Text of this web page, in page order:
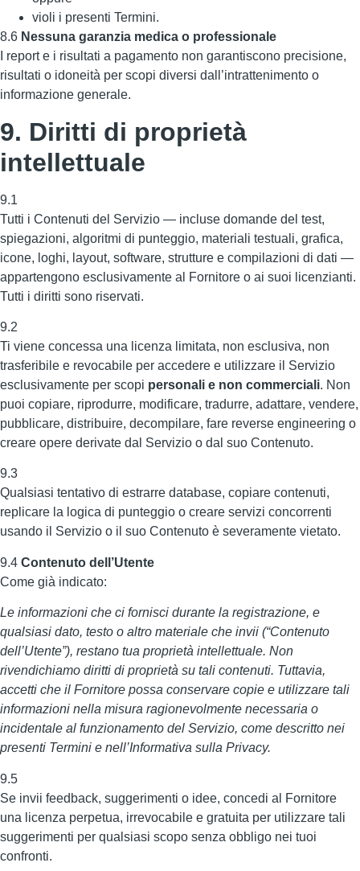
violi i presenti Termini.
8.6 Nessuna garanzia medica o professionale
I report e i risultati a pagamento non garantiscono precisione,
risultati o idoneità per scopi diversi dall’intrattenimento o
informazione generale.
9. Diritti di proprietà
intellettuale
9.1
Tutti i Contenuti del Servizio — incluse domande del test,
spiegazioni, algoritmi di punteggio, materiali testuali, grafica,
icone, loghi, layout, software, strutture e compilazioni di dati —
appartengono esclusivamente al Fornitore o ai suoi licenzianti.
Tutti i diritti sono riservati.
9.2
Ti viene concessa una licenza limitata, non esclusiva, non
trasferibile e revocabile per accedere e utilizzare il Servizio
esclusivamente per scopi personali e non commerciali. Non
puoi copiare, riprodurre, modificare, tradurre, adattare, vendere,
pubblicare, distribuire, decompilare, fare reverse engineering o
creare opere derivate dal Servizio o dal suo Contenuto.
9.3
Qualsiasi tentativo di estrarre database, copiare contenuti,
replicare la logica di punteggio o creare servizi concorrenti
usando il Servizio o il suo Contenuto è severamente vietato.
9.4 Contenuto dell’Utente
Come già indicato:
Le informazioni che ci fornisci durante la registrazione, e
qualsiasi dato, testo o altro materiale che invii (“Contenuto
dell’Utente”), restano tua proprietà intellettuale. Non
rivendichiamo diritti di proprietà su tali contenuti. Tuttavia,
accetti che il Fornitore possa conservare copie e utilizzare tali
informazioni nella misura ragionevolmente necessaria o
incidentale al funzionamento del Servizio, come descritto nei
presenti Termini e nell’Informativa sulla Privacy.
9.5
Se invii feedback, suggerimenti o idee, concedi al Fornitore
una licenza perpetua, irrevocabile e gratuita per utilizzare tali
suggerimenti per qualsiasi scopo senza obbligo nei tuoi
confronti.